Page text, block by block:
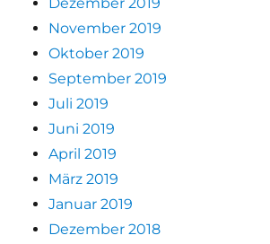
November 2019
Oktober 2019
September 2019
Juli 2019
Juni 2019
April 2019
März 2019
Januar 2019
Dezember 2018